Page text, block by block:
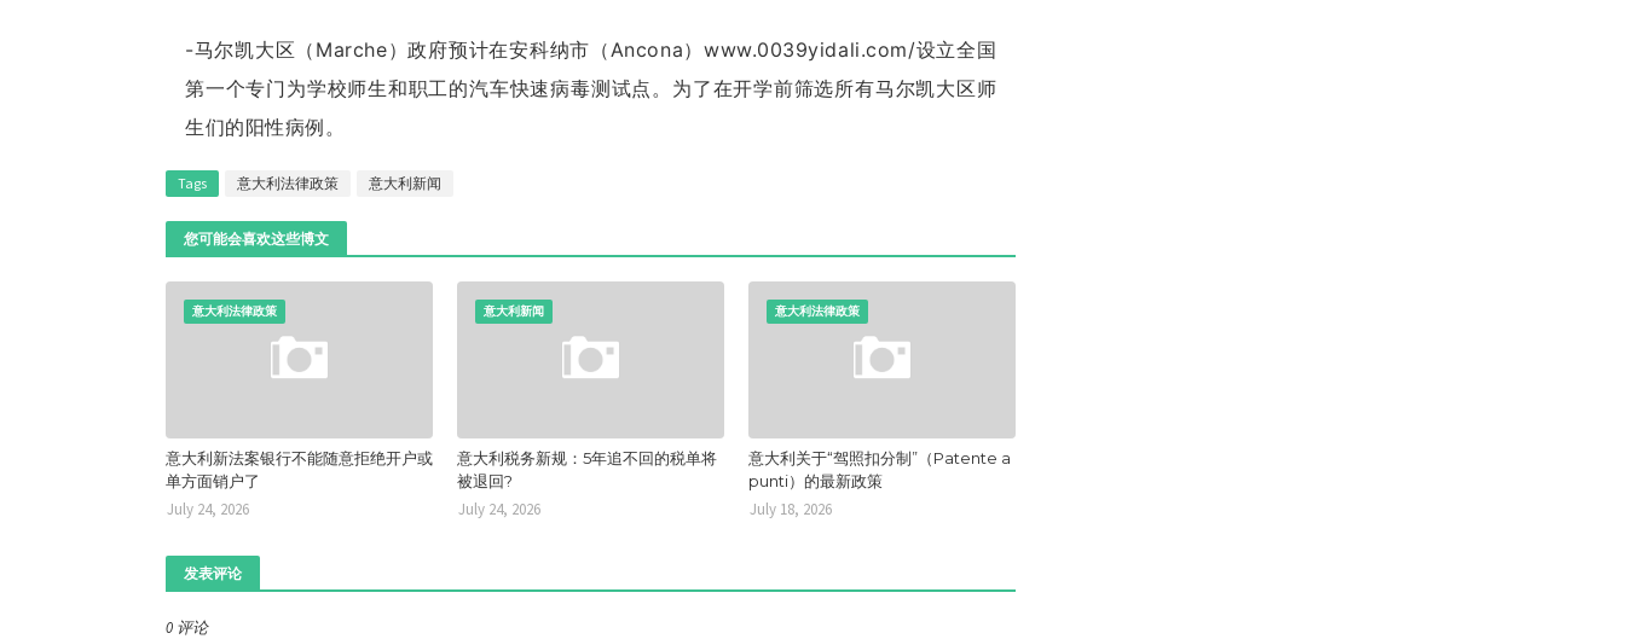
-马尔凯大区（Marche）政府预计在安科纳市（Ancona）www.0039yidali.com/设立全国
第一个专门为学校师生和职工的汽车快速病毒测试点。为了在开学前筛选所有马尔凯大区师
生们的阳性病例。
Tags 意大利法律政策 意大利新闻
您可能会喜欢这些博文
意大利法律政策
意大利新法案银行不能随意拒绝开户或
单方面销户了
July 24, 2026
意大利新闻
意大利税务新规：5年追不回的税单将
被退回?
July 24, 2026
意大利法律政策
意大利关于“驾照扣分制”（Patente a
punti）的最新政策
July 18, 2026
发表评论
0 评论